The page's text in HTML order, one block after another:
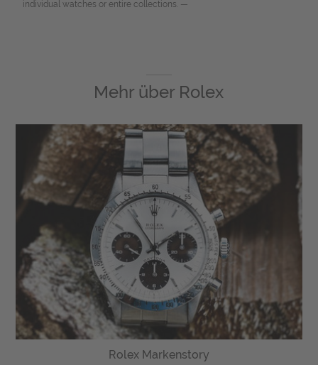
individual watches or entire collections. —
Mehr über Rolex
Rolex Markenstory